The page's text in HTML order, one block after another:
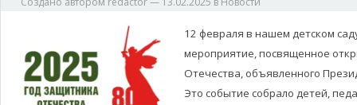
12 февраля в нашем детском
мероприятие, посвященное
Отечества, объявленного
Это событие собрало детей,